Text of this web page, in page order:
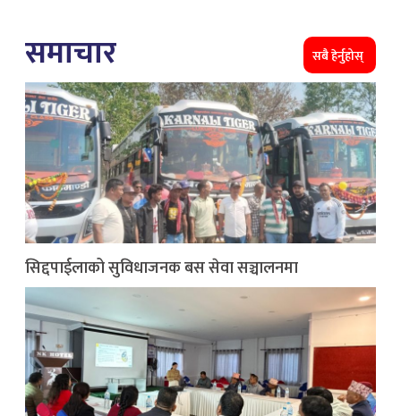
समाचार सबै हेर्नुहोस्
सिद्दपाईलाको सुविधाजनक बस सेवा सञ्चालनमा